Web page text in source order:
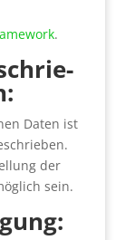
.
Daten ist
der
sein.